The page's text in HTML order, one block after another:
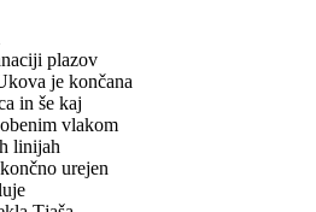
plazov
je končana
in še kaj
vlakom
linijah
urejen